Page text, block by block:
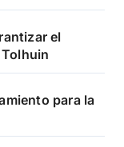
el
para la